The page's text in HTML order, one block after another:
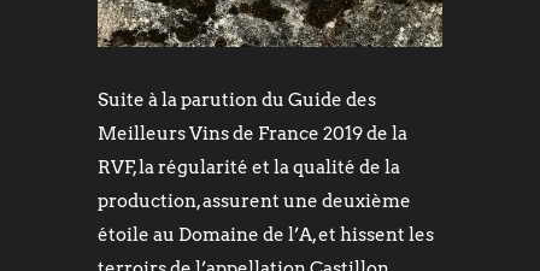
Suite à la parution du Guide des
Meilleurs Vins de France 2019 de la
RVF, la régularité et la qualité de la
production, assurent une deuxième
étoile au Domaine de l’A, et hissent les